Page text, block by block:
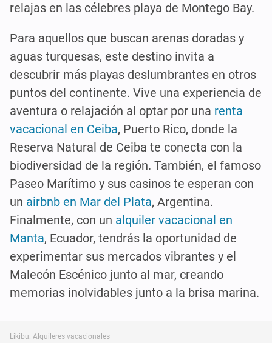
relajas en las célebres playa de Montego Bay.
Para aquellos que buscan arenas doradas y
aguas turquesas, este destino invita a
descubrir más playas deslumbrantes en otros
puntos del continente. Vive una experiencia de
aventura o relajación al optar por una renta
vacacional en Ceiba, Puerto Rico, donde la
Reserva Natural de Ceiba te conecta con la
biodiversidad de la región. También, el famoso
Paseo Marítimo y sus casinos te esperan con
un airbnb en Mar del Plata, Argentina.
Finalmente, con un alquiler vacacional en
Manta, Ecuador, tendrás la oportunidad de
experimentar sus mercados vibrantes y el
Malecón Escénico junto al mar, creando
memorias inolvidables junto a la brisa marina.
Likibu: Alquileres vacacionales